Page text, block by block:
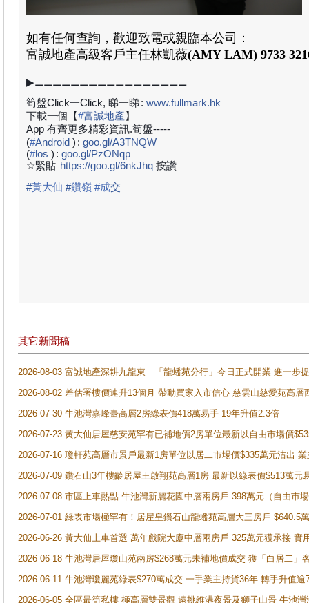
如有任何查詢，歡迎致電或親臨本公司：
富誠地產高級客戶主任林凱薇(AMY LAM) 9733
▶⚊⚊⚊⚊⚊⚊⚊⚊⚊⚊⚊⚊⚊⚊⚊⚊⚊
筍盤Click一Click, 睇一睇: www.fullmark.hk
下載一個【#富誠地產】
App 有齊更多精彩資訊.筍盤-----
(#Android ) : goo.gl/A3TNQW
(#los ) : goo.gl/PzONqp
☆緊貼 https://goo.gl/6nkJhq 按讚
#黃大仙 #鑽嶺 #成交
其它新聞稿
2026-08-03 富誠地產深耕九龍東 「龍蟠苑分行」今日正式開業 進一步
2026-08-02 差估署樓價連升13個月 帶動買家入市信心 慈雲山慈愛苑高層
2026-07-30 牛池灣嘉峰臺高層2房綠表價418萬易手 19年升值2.3倍
2026-07-23 黄大仙居屋慈安苑罕有已補地價2房單位最新以自由市場價
2026-07-16 瓊軒苑高層市景戶最新1房單位以居二市場價$335萬元沽出
2026-07-09 鑽石山3年樓齡居屋王啟翔苑高層1房 最新以綠表價$513萬元
2026-07-08 市區上車熱點 牛池灣新麗花園中層兩房戶 398萬元（自由市
2026-07-01 綠表市場極罕有！居屋皇鑽石山龍蟠苑高層大三房戶
2026-06-26 黃大仙上車首選 萬年戲院大廈中層兩房戶 325萬元獲承接 實
2026-06-18 牛池灣居屋瓊山苑兩房$268萬元未補地價成交 獲「白居二」
2026-06-11 牛池灣瓊麗苑綠表$270萬成交 一手業主持貨36年 轉手升值逾
2026-06-05 全區最筍私樓 極高層雙景觀 遠挑維港夜景及獅子山景 牛池